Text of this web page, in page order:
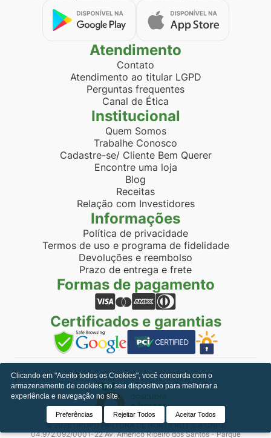
Atendimento
Contato
Atendimento ao titular LGPD
Perguntas frequentes
Canal de Ética
Institucional
Quem Somos
Trabalhe Conosco
Cadastre-se/ Cliente Bem Querer
Encontre uma loja
Blog
Receitas
Relação com Investidores
Informações
Política de privacidade
Termos de uso e programa de fidelidade
Devoluções e reembolso
Prazo de entrega e frete
Formas de pagamento
Certificados e garantias
© 2026 GRUPO FARTURA DE HORTIFRUT S.A CNPJ:
04.972.092/0001-22 Av. Americo Ribeiro dos Santos - Parque
Clicando em "Aceito todos os Cookies", você concorda com o
armazenamento de cookies no seu dispositivo para melhorar a
experiência e navegação no site.
Preferências Rejeitar Todos Aceitar Todos